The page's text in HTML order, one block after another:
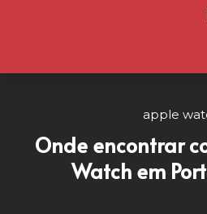
apple
Onde encontrar
Watch em